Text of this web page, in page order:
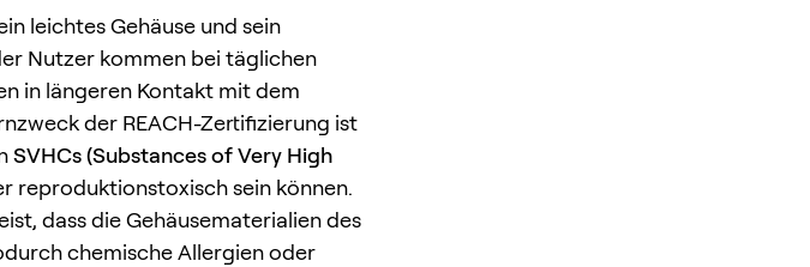
leichtes Gehäuse und sein
Nutzer kommen bei täglichen
in längeren Kontakt mit dem
der REACH-Zertifizierung ist
SVHCs (Substances of Very High
reproduktionstoxisch sein können.
dass die Gehäusematerialien des
chemische Allergien oder